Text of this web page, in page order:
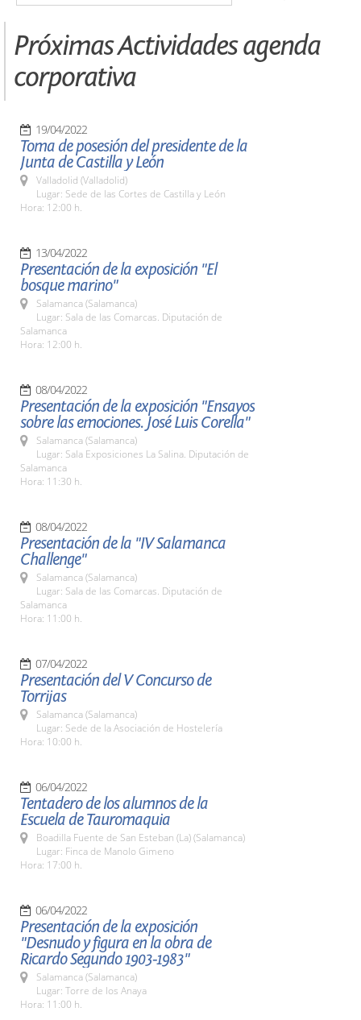
Próximas Actividades agenda
corporativa
19/04/2022
Toma de posesión del presidente de la
Junta de Castilla y León
Valladolid (Valladolid)
Lugar: Sede de las Cortes de Castilla y León
Hora: 12:00 h.
13/04/2022
Presentación de la exposición "El
bosque marino"
Salamanca (Salamanca)
Lugar: Sala de las Comarcas. Diputación de
Salamanca
Hora: 12:00 h.
08/04/2022
Presentación de la exposición "Ensayos
sobre las emociones. José Luis Corella"
Salamanca (Salamanca)
Lugar: Sala Exposiciones La Salina. Diputación de
Salamanca
Hora: 11:30 h.
08/04/2022
Presentación de la "IV Salamanca
Challenge"
Salamanca (Salamanca)
Lugar: Sala de las Comarcas. Diputación de
Salamanca
Hora: 11:00 h.
07/04/2022
Presentación del V Concurso de
Torrijas
Salamanca (Salamanca)
Lugar: Sede de la Asociación de Hostelería
Hora: 10:00 h.
06/04/2022
Tentadero de los alumnos de la
Escuela de Tauromaquia
Boadilla Fuente de San Esteban (La) (Salamanca)
Lugar: Finca de Manolo Gimeno
Hora: 17:00 h.
06/04/2022
Presentación de la exposición
"Desnudo y figura en la obra de
Ricardo Segundo 1903-1983"
Salamanca (Salamanca)
Lugar: Torre de los Anaya
Hora: 11:00 h.